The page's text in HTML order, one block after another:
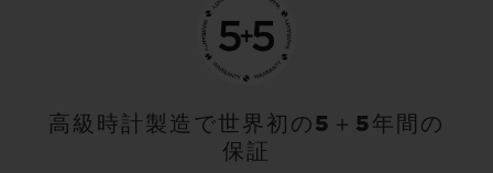
高級時計製造で世界初の5＋5年間の
保証